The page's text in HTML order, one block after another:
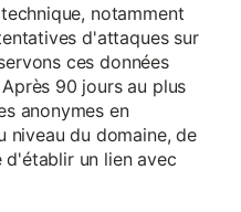
notamment
d'attaques sur
ces données
90 jours au plus
anonymes en
niveau du domaine, de
un lien avec